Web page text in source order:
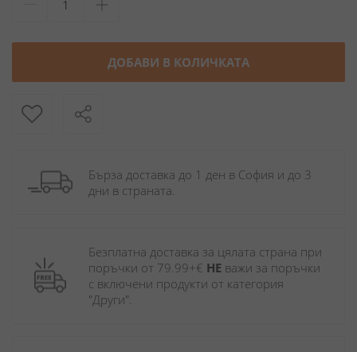
ДОБАВИ В КОЛИЧКАТА
Бърза доставка до 1 ден в София и до 3
дни в страната.
Безплатна доставка за цялата страна при
поръчки от 79.99+€ НЕ важи за поръчки
с включени продукти от категория
"Други".